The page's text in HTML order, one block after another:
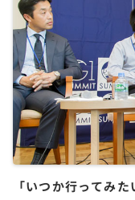
「いつか行ってみ